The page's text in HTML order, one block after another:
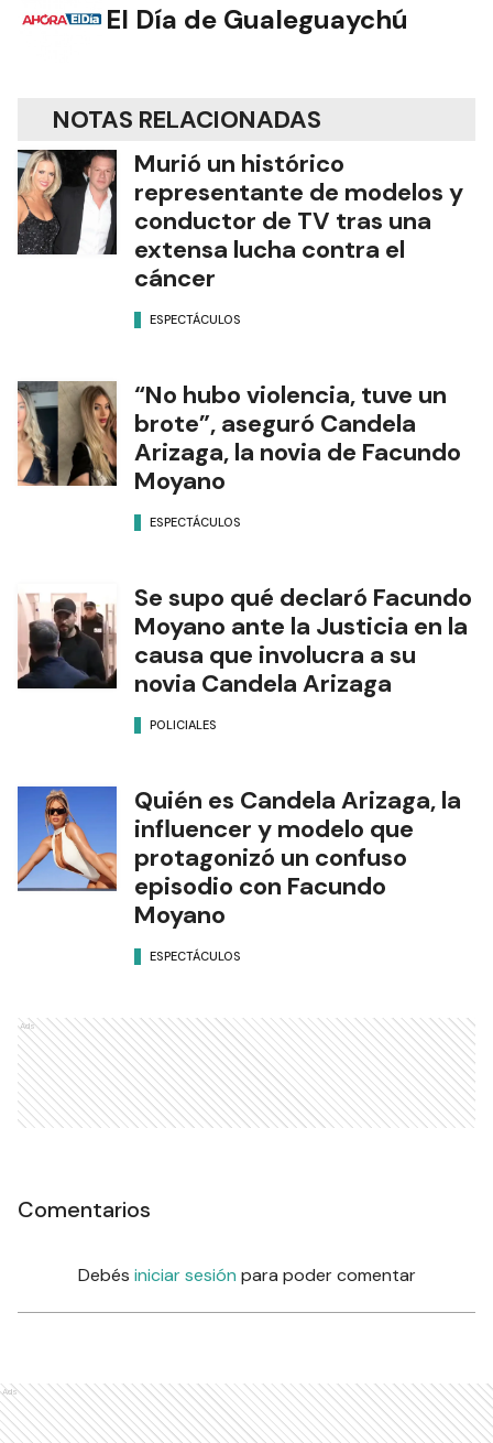
El Día de Gualeguaychú
NOTAS RELACIONADAS
Murió un histórico
representante de modelos y
conductor de TV tras una
extensa lucha contra el
cáncer
ESPECTÁCULOS
“No hubo violencia, tuve un
brote”, aseguró Candela
Arizaga, la novia de Facundo
Moyano
ESPECTÁCULOS
Se supo qué declaró Facundo
Moyano ante la Justicia en la
causa que involucra a su
novia Candela Arizaga
POLICIALES
Quién es Candela Arizaga, la
influencer y modelo que
protagonizó un confuso
episodio con Facundo
Moyano
ESPECTÁCULOS
Ads
Comentarios
Debés iniciar sesión para poder comentar
Ads